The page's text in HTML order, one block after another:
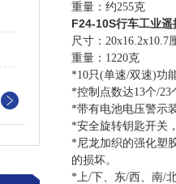
重量：约255克
F24-10S行车工业遥
尺寸：20x16.2x10.7
重量：1220克
*10只(单速/双速)功
*控制点数达13个/
*带有电池电压警示
*安全旋转钥匙开关
*尼龙加织的强化塑
的损坏。
*上/下、东/西、南/